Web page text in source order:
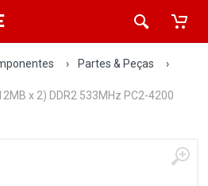
› Partes & Peças
›
x 2) DDR2 533MHz PC2-4200